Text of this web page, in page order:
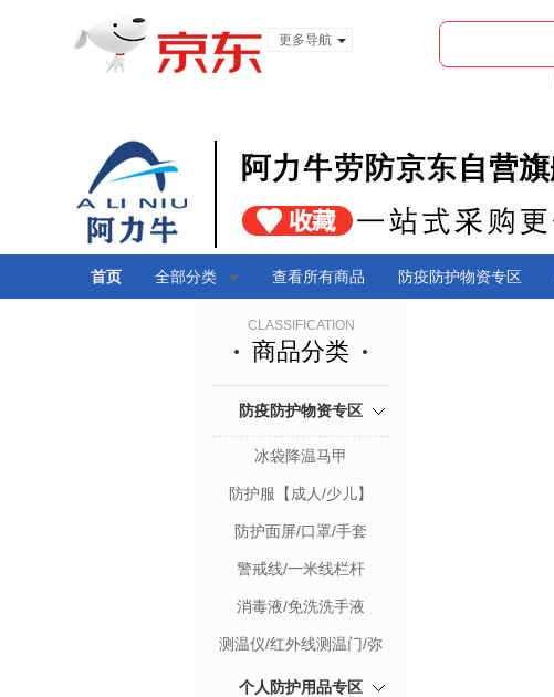
更多导航
首页 全部分类 查看所有商品 防疫防护物资专区
CLASSIFICATION
商品分类
防疫防护物资专区
冰袋降温马甲
防护服【成人/少儿】
防护面屏/口罩/手套
警戒线/一米线栏杆
消毒液/免洗洗手液
测温仪/红外线测温门/弥
个人防护用品专区